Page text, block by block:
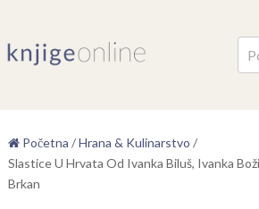
Početna /Hrana & Kulinarstvo /
Slastice U Hrvata Od Ivanka Biluš, Ivanka
Brkan